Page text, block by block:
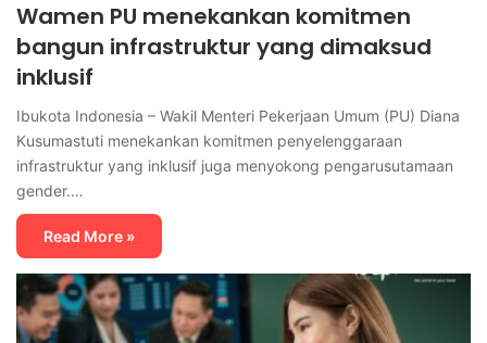
Wamen PU menekankan komitmen
bangun infrastruktur yang dimaksud
inklusif
Ibukota Indonesia – Wakil Menteri Pekerjaan Umum (PU) Diana
Kusumastuti menekankan komitmen penyelenggaraan
infrastruktur yang inklusif juga menyokong pengarusutamaan
gender.…
Read More »